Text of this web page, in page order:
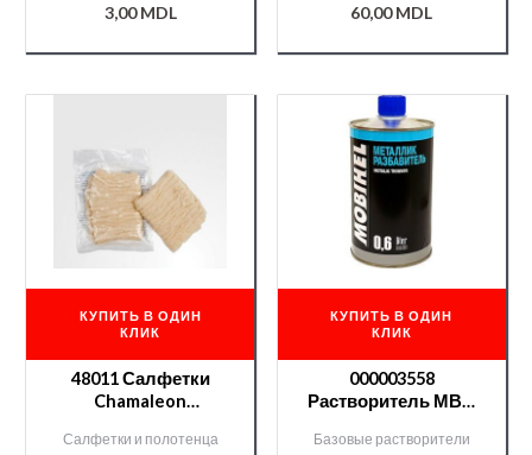
3,00MDL 60,00MDL
КУПИТЬ В ОДИН
КЛИК
48011 Салфетки
Chamaleon
Салфетки и полотенца
КУПИТЬ В ОДИН
КЛИК
000003558
Растворитель МВН
Базовые растворители